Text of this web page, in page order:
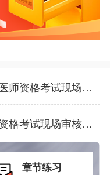
考试现场审核安排！
场审核时间及安排！
章节练习